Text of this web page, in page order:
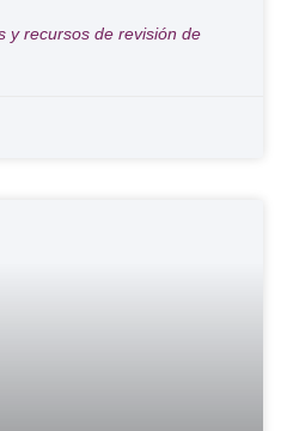
y recursos de revisión de